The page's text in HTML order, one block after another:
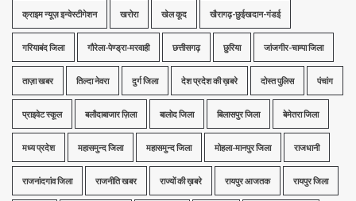
क्राइम न्यूज़ इन्वेस्टीगेशन खरोरा खेल कूद खैरागढ़-छुईखदान-गंडई
गरियाबंद जिला गौरेला-पेण्ड्रा-मरवाही छत्तीसगढ़ छुरिया जांजगीर-चाम्पा जिला
ताज़ा खबर तिल्दा नेवरा दुर्ग जिला देश प्रदेश की ख़बरे दोस्त पुलिस पंचांग
प्राइवेट स्कूल बलौदाबाजार ज़िला बालोद जिला बिलासपुर जिला बेमेतरा जिला
मध्‍य प्रदेश महासमुन्द जिला महासमुन्द जिला मोहला-मानपुर जिला राजधानी
राजनांदगांव जिला राजनीति खबर राज्यों की ख़बरे रायपुर आजतक रायपुर जिला